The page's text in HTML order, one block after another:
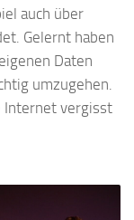
auch über
Gelernt haben
Daten
umzugehen.
Internet vergisst